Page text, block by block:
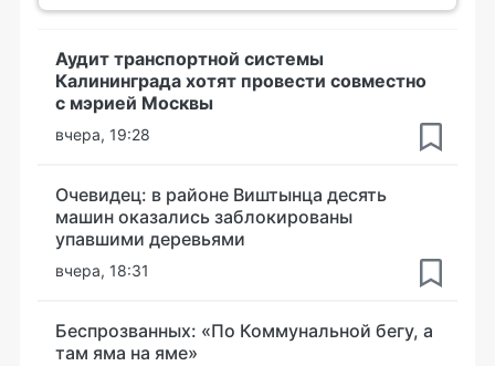
Аудит транспортной системы
Калининграда хотят провести совместно
с мэрией Москвы
вчера, 19:28
Очевидец: в районе Виштынца десять
машин оказались заблокированы
упавшими деревьями
вчера, 18:31
Беспрозванных: «По Коммунальной бегу, а
там яма на яме»